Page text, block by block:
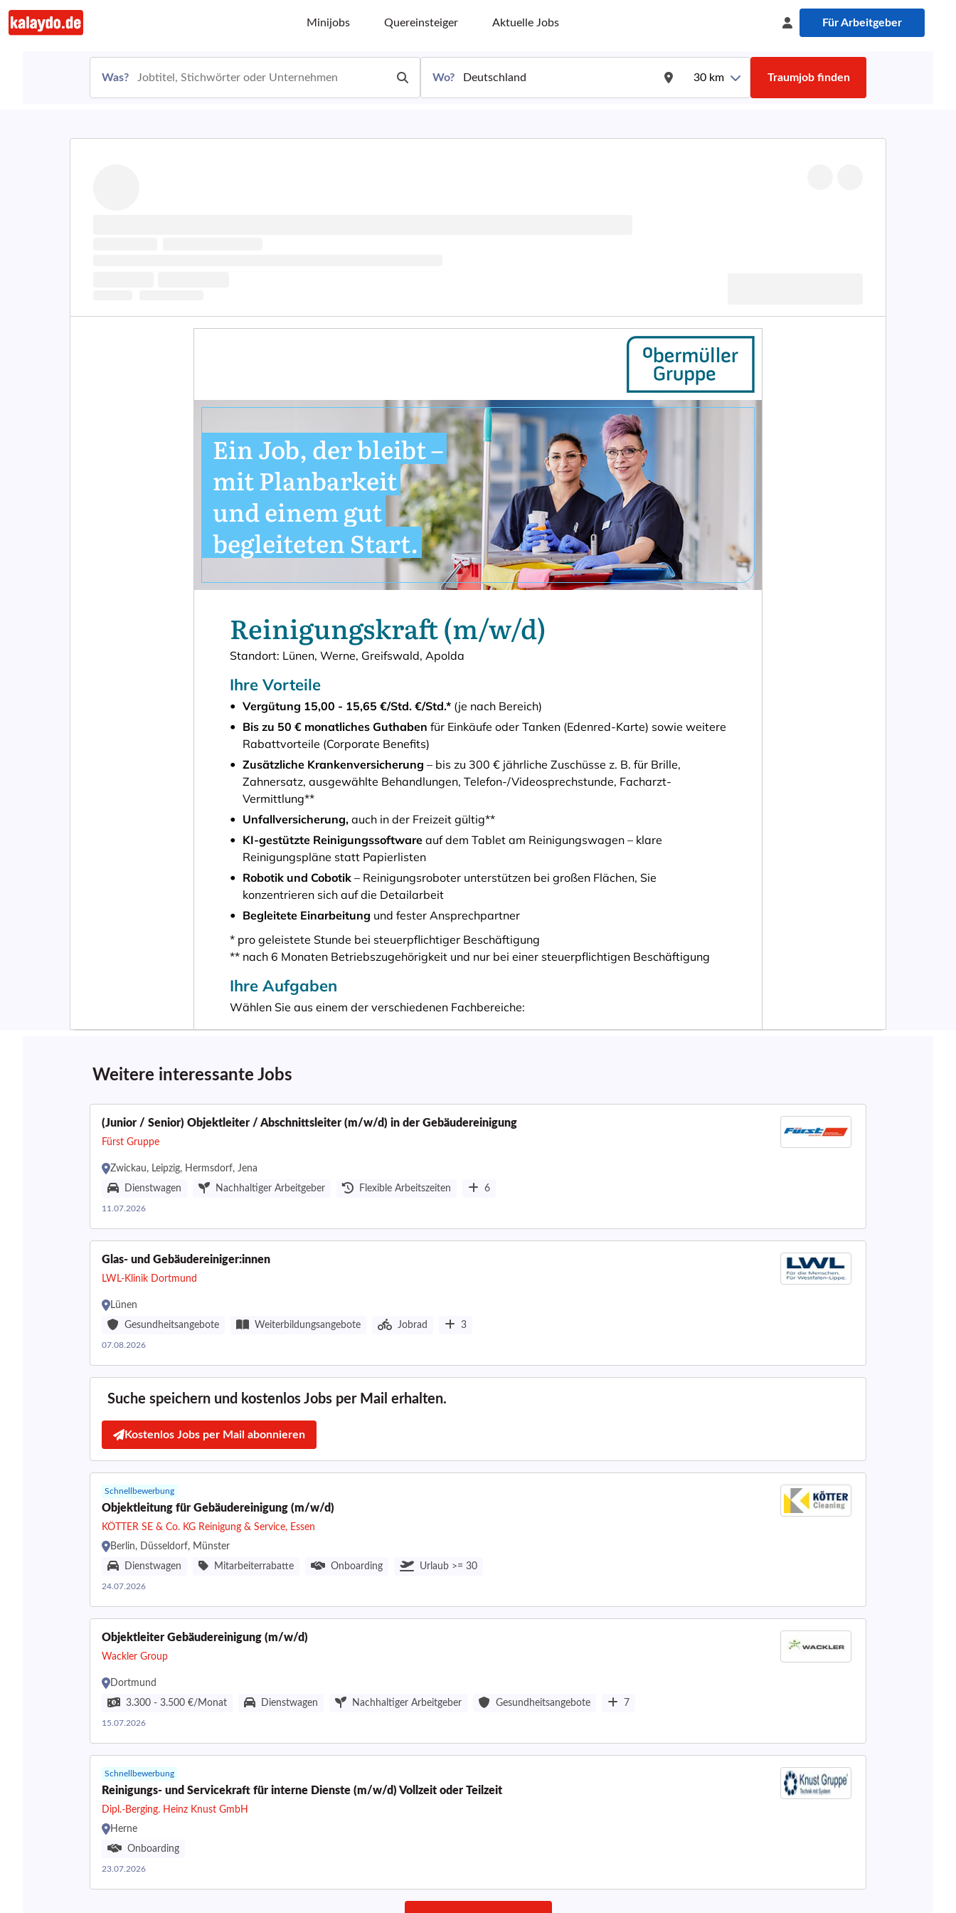
Minijobs Quereinsteiger Aktuelle Jobs Für Arbeitgeber
Was? Wo? 30 km Traumjob finden
Weitere interessante Jobs
(Junior / Senior) Objektleiter / Abschnittsleiter (m/w/d) in der Gebäudereinigung
Fürst Gruppe
Zwickau, Leipzig, Hermsdorf, Jena
Dienstwagen
Nachhaltiger Arbeitgeber Flexible Arbeitszeiten 6
11.07.2026
Glas- und Gebäudereiniger:innen
LWL-Klinik Dortmund
Lünen
Gesundheitsangebote
Weiterbildungsangebote Jobrad 3
07.08.2026
Suche speichern und kostenlos Jobs per Mail erhalten.
Kostenlos Jobs per Mail abonnieren
Schnellbewerbung
Objektleitung für Gebäudereinigung (m/w/d)
KÖTTER SE & Co. KG Reinigung & Service, Essen
Berlin, Düsseldorf, Münster
Dienstwagen
Mitarbeiterrabatte Onboarding Urlaub >= 30
24.07.2026
Objektleiter Gebäudereinigung (m/w/d)
Wackler Group
Dortmund
3.300 - 3.500 €/Monat
Dienstwagen Nachhaltiger Arbeitgeber Gesundheitsangebote 7
15.07.2026
Schnellbewerbung
Reinigungs- und Servicekraft für interne Dienste (m/w/d) Vollzeit oder Teilzeit
Dipl.-Berging. Heinz Knust GmbH
Herne
Onboarding
23.07.2026